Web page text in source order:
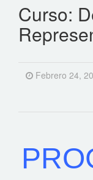
Curso:
Febrero 24,